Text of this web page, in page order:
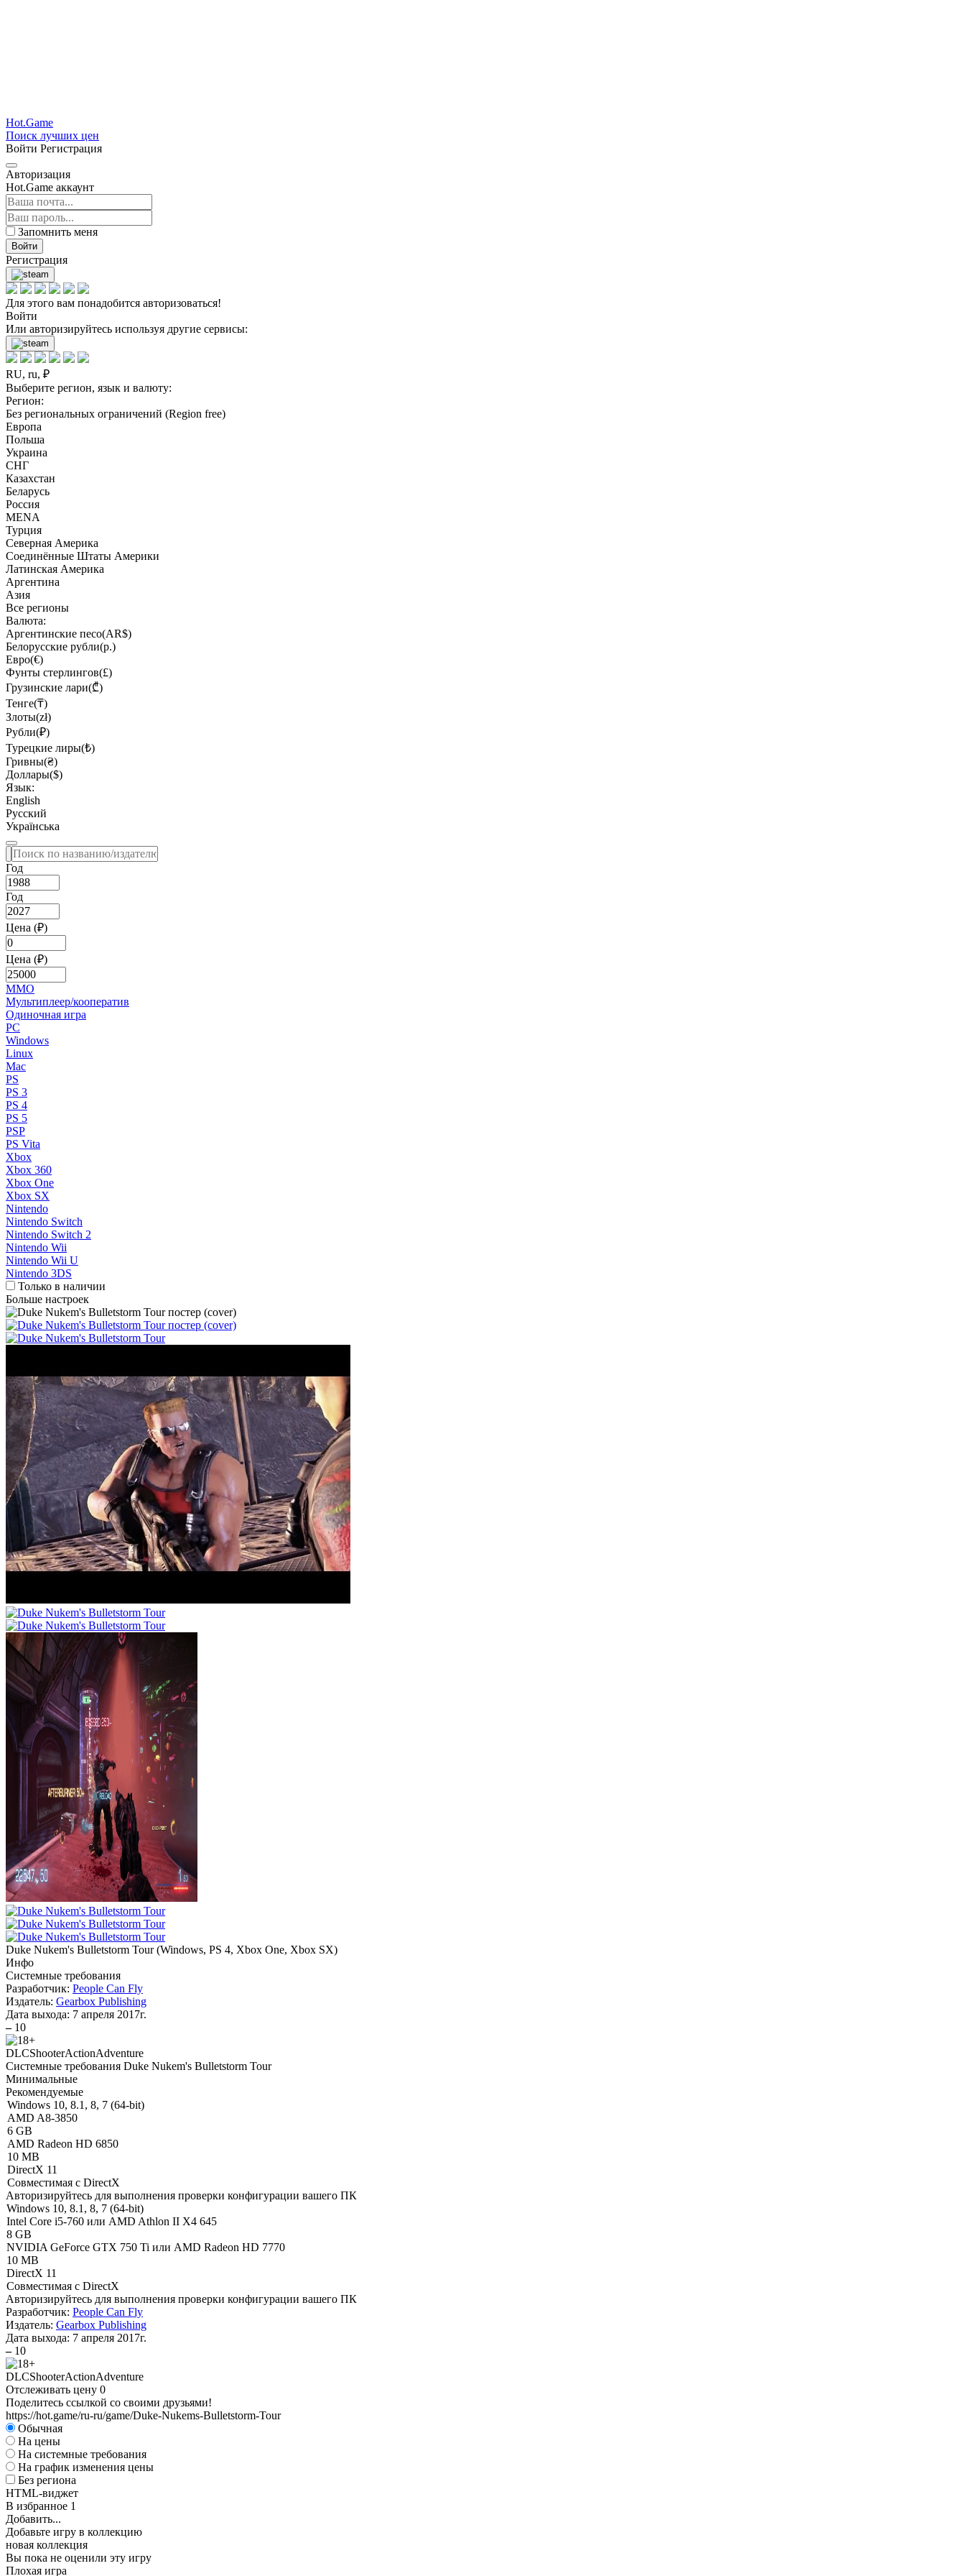
Hot.Game
Поиск лучших цен
Войти Регистрация
Авторизация
Hot.Game аккаунт
Запомнить меня
Войти
Регистрация
Для этого вам понадобится авторизоваться!
Войти
Или авторизируйтесь используя другие сервисы:
RU, ru, ₽
Выберите регион, язык и валюту:
Регион:
Без региональных ограничений (Region free)
Европа
Польша
Украина
СНГ
Казахстан
Беларусь
Россия
MENA
Турция
Северная Америка
Соединённые Штаты Америки
Латинская Америка
Аргентина
Азия
Все регионы
Валюта:
Аргентинские песо(AR$)
Белорусские рубли(р.)
Евро(€)
Фунты стерлингов(£)
Грузинские лари(₾)
Тенге(₸)
Злоты(zł)
Рубли(₽)
Турецкие лиры(₺)
Гривны(₴)
Доллары($)
Язык:
English
Русский
Українська
Год
Год
Цена (₽)
Цена (₽)
MMO
Мультиплеер/кооператив
Одиночная игра
PC
Windows
Linux
Mac
PS
PS 3
PS 4
PS 5
PSP
PS Vita
Xbox
Xbox 360
Xbox One
Xbox SX
Nintendo
Nintendo Switch
Nintendo Switch 2
Nintendo Wii
Nintendo Wii U
Nintendo 3DS
Только в наличии
Больше настроек
Duke Nukem's Bulletstorm Tour (Windows, PS 4, Xbox One, Xbox SX)
Инфо
Системные требования
Разработчик: People Can Fly
Издатель: Gearbox Publishing
Дата выхода: 7 апреля 2017г.
– 10
DLCShooterActionAdventure
Системные требования Duke Nukem's Bulletstorm Tour
Минимальные
Рекомендуемые
Windows 10, 8.1, 8, 7 (64-bit)
AMD A8-3850
6 GB
AMD Radeon HD 6850
10 MB
DirectX 11
Совместимая с DirectX
Авторизируйтесь для выполнения проверки конфигурации вашего ПК
Windows 10, 8.1, 8, 7 (64-bit)
Intel Core i5-760 или AMD Athlon II X4 645
8 GB
NVIDIA GeForce GTX 750 Ti или AMD Radeon HD 7770
10 MB
DirectX 11
Совместимая с DirectX
Авторизируйтесь для выполнения проверки конфигурации вашего ПК
Разработчик: People Can Fly
Издатель: Gearbox Publishing
Дата выхода: 7 апреля 2017г.
– 10
DLCShooterActionAdventure
Отслеживать цену 0
Поделитесь ссылкой со своими друзьями!
https://hot.game/ru-ru/game/Duke-Nukems-Bulletstorm-Tour
Обычная
На цены
На системные требования
На график изменения цены
Без региона
HTML-виджет
В избранное 1
Добавить...
Добавьте игру в коллекцию
новая коллекция
Вы пока не оценили эту игру
Плохая игра